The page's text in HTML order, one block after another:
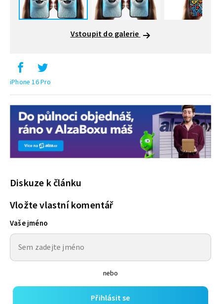
Vstoupit do galerie
iPhone 16 Pro
Diskuze k článku
Vložte vlastní komentář
Vaše jméno
nebo
Přihlásit se